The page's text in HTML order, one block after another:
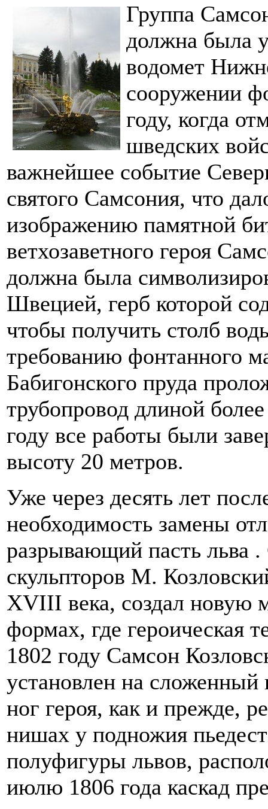
Группа
должна была
водомет
сооружении
году, когда
шведских
важнейшее событие
святого Самсония, что
изображению памятной
ветхозаветного героя
должна была
Швецией, герб которой
чтобы получить столб
требованию фонтанного
Бабигонского пруда
трубопровод длиной
году все работы были
высоту 20 метров.
Уже через десять лет
необходимость замены
разрывающий пасть льва
скульпторов М.
XVIII века, создал новую
формах, где героическая
1802 году Самсон
установлен на
ног героя, как и прежде,
нишах у подножия
полуфигуры львов,
июлю 1806 года каскад